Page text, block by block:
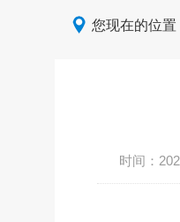
您现在的位置
时间：